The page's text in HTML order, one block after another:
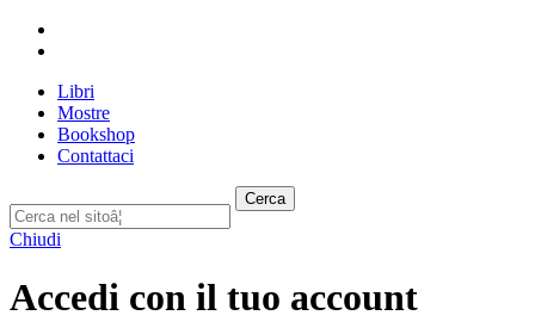
Libri
Mostre
Bookshop
Contattaci
Cerca
Chiudi
Accedi con il tuo account